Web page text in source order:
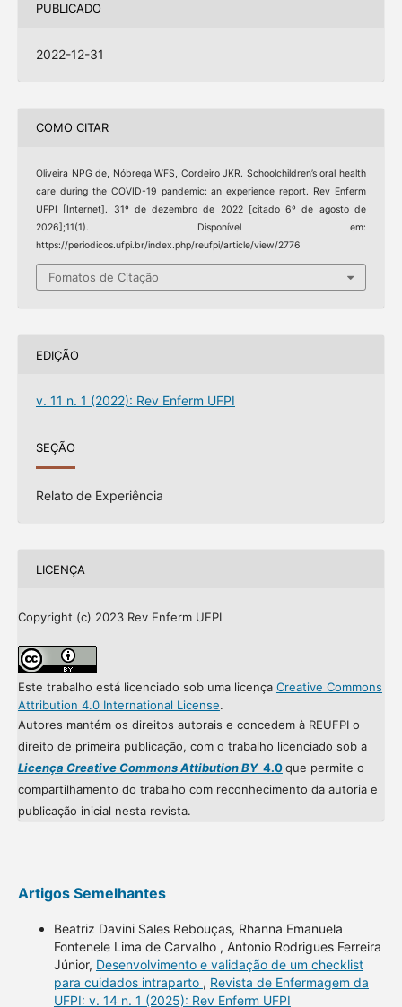
PUBLICADO
2022-12-31
COMO CITAR
Oliveira NPG de, Nóbrega WFS, Cordeiro JKR. Schoolchildren’s oral health
care during the COVID-19 pandemic: an experience report. Rev Enferm
UFPI [Internet]. 31º de dezembro de 2022 [citado 6º de agosto de
2026];11(1). Disponível em:
https://periodicos.ufpi.br/index.php/reufpi/article/view/2776
Fomatos de Citação
EDIÇÃO
v. 11 n. 1 (2022): Rev Enferm UFPI
SEÇÃO
Relato de Experiência
LICENÇA
Copyright (c) 2023 Rev Enferm UFPI
Este trabalho está licenciado sob uma licença Creative Commons
Attribution 4.0 International License.
Autores mantém os direitos autorais e concedem à REUFPI o
direito de primeira publicação, com o trabalho licenciado sob a
Licença Creative Commons Attibution BY4.0que permite o
compartilhamento do trabalho com reconhecimento da autoria e
publicação inicial nesta revista.
Artigos Semelhantes
Beatriz Davini Sales Rebouças, Rhanna Emanuela
Fontenele Lima de Carvalho , Antonio Rodrigues Ferreira
Júnior, Desenvolvimento e validação de um checklist
para cuidados intraparto , Revista de Enfermagem da
UFPI: v. 14 n. 1 (2025): Rev Enferm UFPI